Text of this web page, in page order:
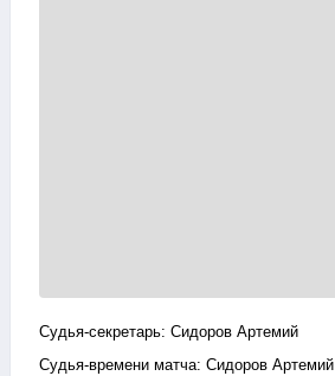
Судья-секретарь: Сидоров Артемий
Судья-времени матча: Сидоров Артемий